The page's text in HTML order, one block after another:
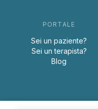
PORTALE
Sei un paziente?
Sei un terapista?
Blog